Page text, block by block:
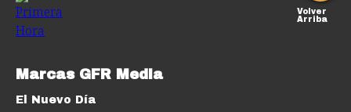
Volver
Arriba
Marcas GFR Media
El Nuevo Día